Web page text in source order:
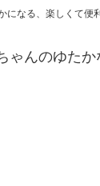
になる、楽しくて便
ゃんのゆたか